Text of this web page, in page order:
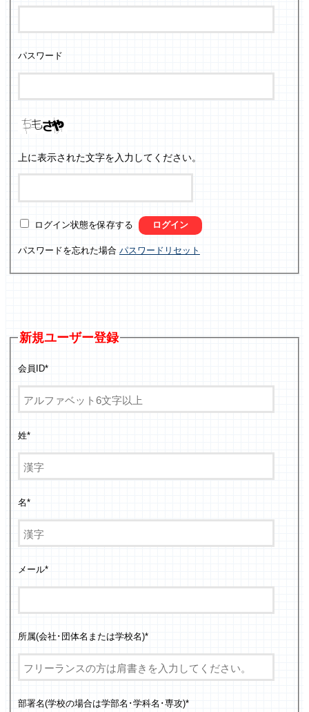
パスワード
上に表示された文字を入力してください。
ログイン状態を保存する
パスワードを忘れた場合 パスワードリセット
新規ユーザー登録
会員ID*
姓*
名*
メール*
所属(会社･団体名または学校名)*
部署名(学校の場合は学部名･学科名･専攻)*